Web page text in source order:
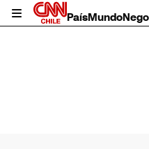
PaísMundo